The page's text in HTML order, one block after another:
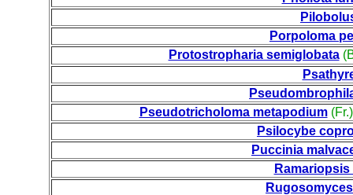
Porpoloma
Protostropharia semiglobata
Pseudotricholoma metapodium
Psilocybe
Puccinia